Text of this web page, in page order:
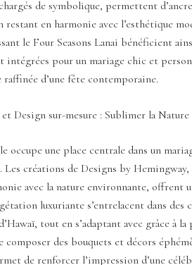
de symbolique, permettent
en harmonie avec l’esthétique
le Four Seasons Lanai bénéficient
intégrées pour un mariage chic et
raffinée d’une fête contemporaine.
Design sur-mesure : Sublimer la Nature
occupe une place centrale dans un
Les créations de Designs by
avec la nature environnante, offrent
luxuriante s’entrelacent dans
tout en s’adaptant avec grâce à
composer des bouquets et décors
de renforcer l’impression d’une